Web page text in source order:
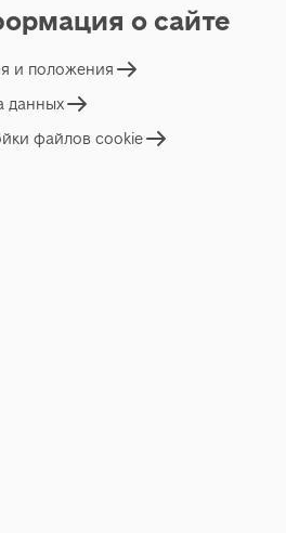
о сайте
и положения
данных
файлов cookie